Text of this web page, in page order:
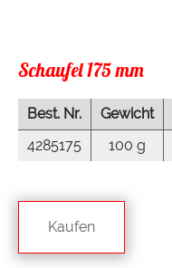
Schaufel 175 mm
Best. Nr. Gewicht
4285175
100 g
Kaufen